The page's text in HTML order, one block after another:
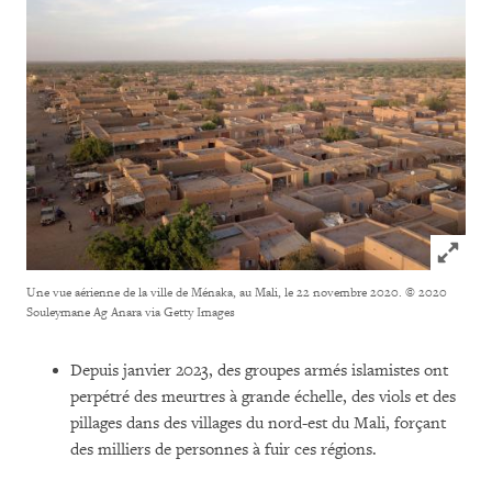
Click to
Une vue aérienne de la ville de Ménaka, au Mali, le 22 novembre 2020. © 2020
Souleymane Ag Anara via Getty Images
Depuis janvier 2023, des groupes armés islamistes ont
perpétré des meurtres à grande échelle, des viols et des
pillages dans des villages du nord-est du Mali, forçant
des milliers de personnes à fuir ces régions.